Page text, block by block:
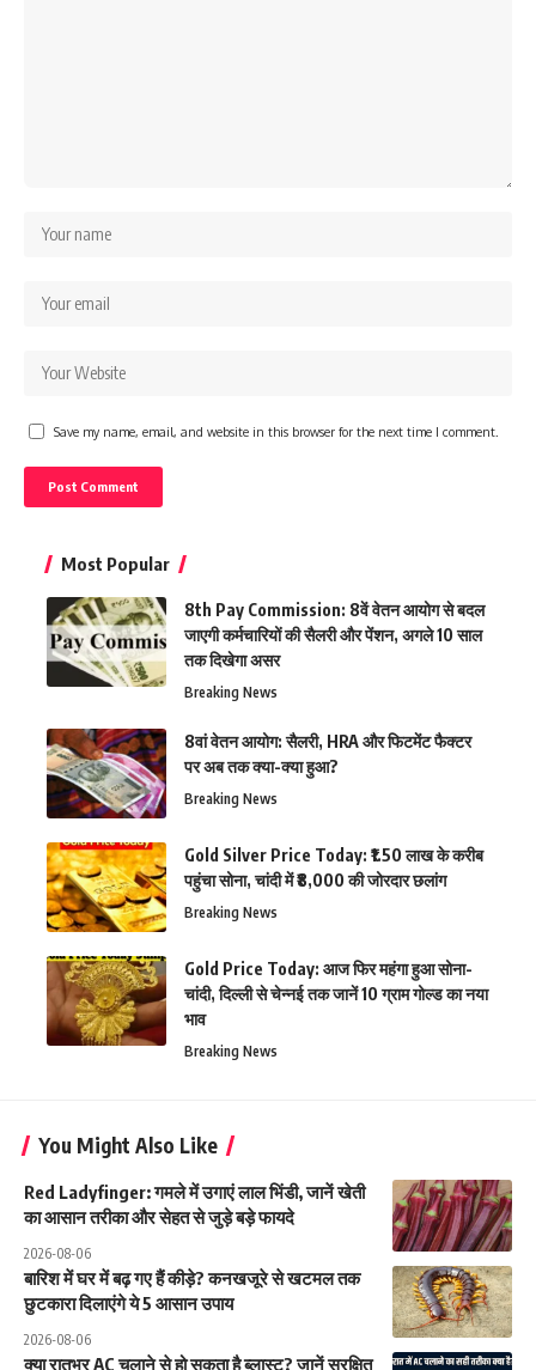
Save my name, email, and website in this browser for the next time I comment.
Most Popular
8th Pay Commission: 8वें वेतन आयोग से बदल
जाएगी कर्मचारियों की सैलरी और पेंशन, अगले 10 साल
तक दिखेगा असर
Breaking News
8वां वेतन आयोग: सैलरी, HRA और फिटमेंट फैक्टर
पर अब तक क्या-क्या हुआ?
Breaking News
Gold Silver Price Today: ₹1.50 लाख के करीब
पहुंचा सोना, चांदी में ₹8,000 की जोरदार छलांग
Breaking News
Gold Price Today: आज फिर महंगा हुआ सोना-
चांदी, दिल्ली से चेन्नई तक जानें 10 ग्राम गोल्ड का नया
भाव
Breaking News
You Might Also Like
Red Ladyfinger: गमले में उगाएं लाल भिंडी, जानें खेती
का आसान तरीका और सेहत से जुड़े बड़े फायदे
2026-08-06
बारिश में घर में बढ़ गए हैं कीड़े? कनखजूरे से खटमल तक
छुटकारा दिलाएंगे ये 5 आसान उपाय
2026-08-06
क्या रातभर AC चलाने से हो सकता है ब्लास्ट? जानें सुरक्षित